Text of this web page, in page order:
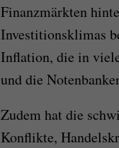
Finanzmärkten
Investitionsklimas
Inflation, die in
und die
Zudem hat die
Konflikte,